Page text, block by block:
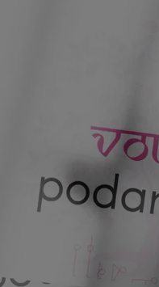
Jest
Hatha Joga Dla Kręgosłupa
Iyengar Joga Z Pomocami
Pranajama I Joga Nidra
TRENINGÓW